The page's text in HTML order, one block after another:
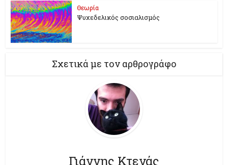
Θεωρία
Ψυχεδελικός σοσιαλισμός
Σχετικά με τον αρθρογράφο
Γιάννης Κτενάς